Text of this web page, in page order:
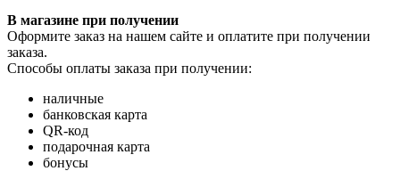
В магазине при получении
Оформите заказ на нашем сайте и оплатите при получении
заказа.
Способы оплаты заказа при получении:
наличные
банковская карта
QR-код
подарочная карта
бонусы